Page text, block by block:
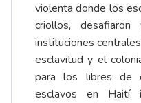
violenta donde los
criollos,
instituciones
esclavitud y el
para los libres de
esclavos en Haití